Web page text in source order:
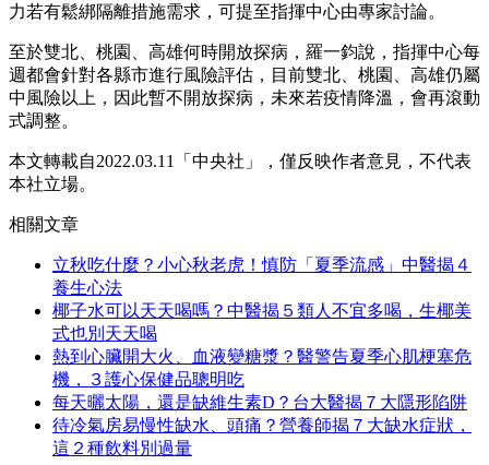
力若有鬆綁隔離措施需求，可提至指揮中心由專家討論。
至於雙北、桃園、高雄何時開放探病，羅一鈞說，指揮中心每
週都會針對各縣市進行風險評估，目前雙北、桃園、高雄仍屬
中風險以上，因此暫不開放探病，未來若疫情降溫，會再滾動
式調整。
本文轉載自2022.03.11「中央社」，僅反映作者意見，不代表
本社立場。
相關文章
立秋吃什麼？小心秋老虎！慎防「夏季流感」中醫揭４
養生心法
椰子水可以天天喝嗎？中醫揭５類人不宜多喝，生椰美
式也別天天喝
熱到心臟開大火、血液變糖漿？醫警告夏季心肌梗塞危
機，３護心保健品聰明吃
每天曬太陽，還是缺維生素D？台大醫揭７大隱形陷阱
待冷氣房易慢性缺水、頭痛？營養師揭７大缺水症狀，
這２種飲料別過量